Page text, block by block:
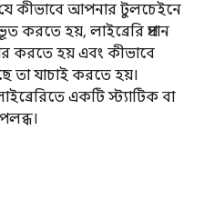
কীভাবে আপনার টুলচেইনে
করতে হয়, লাইব্রেরি প্রদান
করতে হয় এবং কীভাবে
তা যাচাই করতে হয়।
একটি স্ট্যাটিক বা